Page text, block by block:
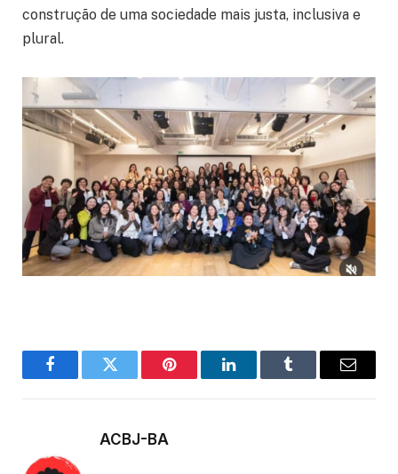
construção de uma sociedade mais justa, inclusiva e
plural.
FacebookTwitter Pinterest LinkedInTumblr Email
ACBJ-BA